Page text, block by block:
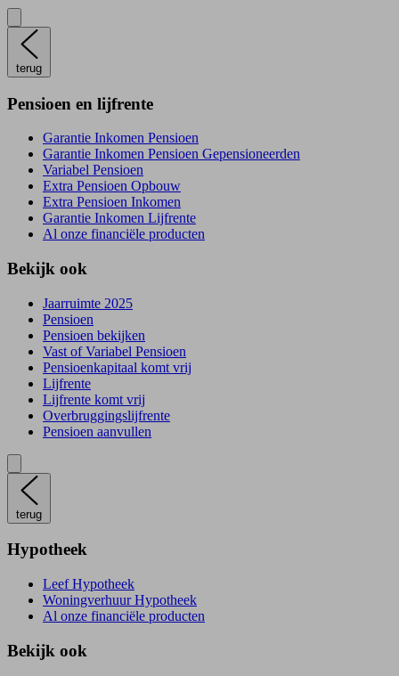
terug
Pensioen en lijfrente
Garantie Inkomen Pensioen
Garantie Inkomen Pensioen Gepensioneerden
Variabel Pensioen
Extra Pensioen Opbouw
Extra Pensioen Inkomen
Garantie Inkomen Lijfrente
Al onze financiële producten
Bekijk ook
Jaarruimte 2025
Pensioen
Pensioen bekijken
Vast of Variabel Pensioen
Pensioenkapitaal komt vrij
Lijfrente
Lijfrente komt vrij
Overbruggingslijfrente
Pensioen aanvullen
terug
Hypotheek
Leef Hypotheek
Woningverhuur Hypotheek
Al onze financiële producten
Bekijk ook